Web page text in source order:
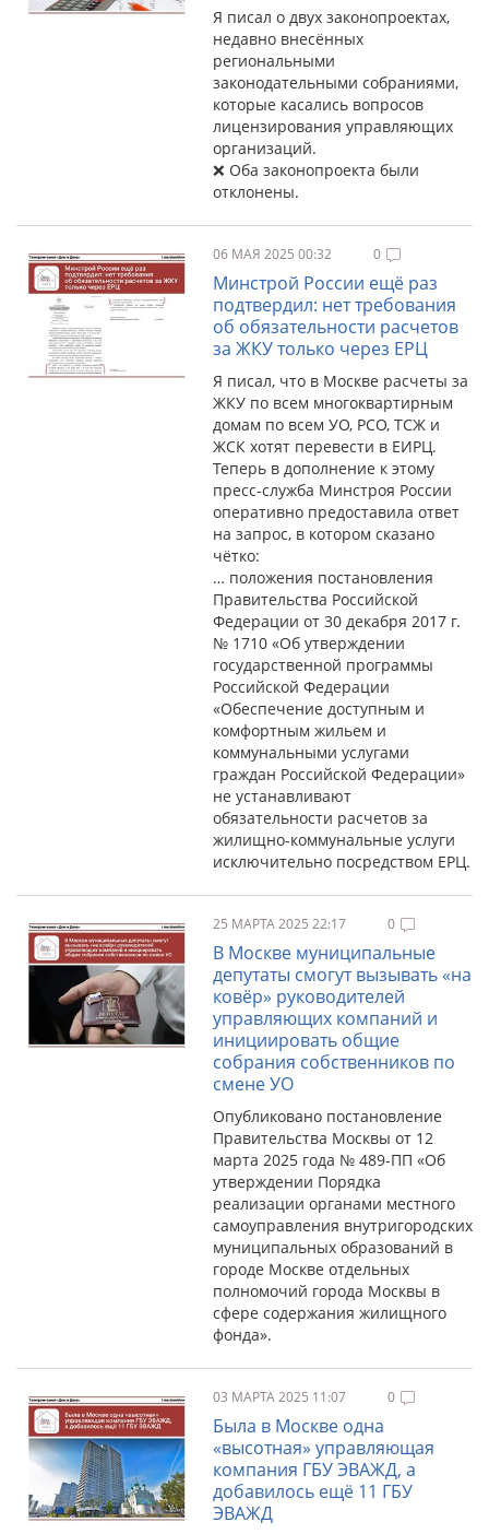
Я писал о двух законопроектах,
недавно внесённых
региональными
законодательными собраниями,
которые касались вопросов
лицензирования управляющих
организаций.
❌ Оба законопроекта были
отклонены.
06 МАЯ 2025 00:32 0
Минстрой России ещё раз
подтвердил: нет требования
об обязательности расчетов
за ЖКУ только через ЕРЦ
Я писал, что в Москве расчеты за
ЖКУ по всем многоквартирным
домам по всем УО, РСО, ТСЖ и
ЖСК хотят перевести в ЕИРЦ.
Теперь в дополнение к этому
пресс-служба Минстроя России
оперативно предоставила ответ
на запрос, в котором сказано
чётко:
… положения постановления
Правительства Российской
Федерации от 30 декабря 2017 г.
№ 1710 «Об утверждении
государственной программы
Российской Федерации
«Обеспечение доступным и
комфортным жильем и
коммунальными услугами
граждан Российской Федерации»
не устанавливают
обязательности расчетов за
жилищно-коммунальные услуги
исключительно посредством ЕРЦ.
25 МАРТА 2025 22:17 0
В Москве муниципальные
депутаты смогут вызывать «на
ковёр» руководителей
управляющих компаний и
инициировать общие
собрания собственников по
смене УО
Опубликовано постановление
Правительства Москвы от 12
марта 2025 года № 489-ПП «Об
утверждении Порядка
реализации органами местного
самоуправления внутригородских
муниципальных образований в
городе Москве отдельных
полномочий города Москвы в
сфере содержания жилищного
фонда».
03 МАРТА 2025 11:07 0
Была в Москве одна
«высотная» управляющая
компания ГБУ ЭВАЖД, а
добавилось ещё 11 ГБУ
ЭВАЖД